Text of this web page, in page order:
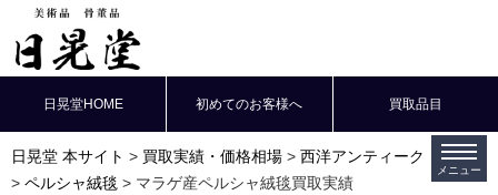
日晃堂HOME 初めてのお客様へ 買取品目
日晃堂 本サイト 買取実績・価格相場
西洋アンティーク
ペルシャ絨毯
マラゲ産ペルシャ絨毯買取実績